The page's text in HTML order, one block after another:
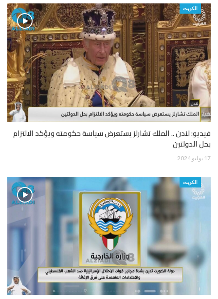
الكويت
فيديو: لندن .. الملك تشارلز يستعرض سياسة حكومته ويؤكد الالتزام
بحل الدولتين
17 يوليو 2024
الكويت